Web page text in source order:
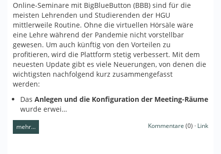
Online-Seminare mit BigBlueButton (BBB) sind für die
meisten Lehrenden und Studierenden der HGU
mittlerweile Routine. Ohne die virtuellen Hörsäle wäre
eine Lehre während der Pandemie nicht vorstellbar
gewesen. Um auch künftig von den Vorteilen zu
profitieren, wird die Plattform stetig verbessert. Mit dem
neuesten Update gibt es viele Neuerungen, von denen die
wichtigsten nachfolgend kurz zusammengefasst
werden:
Das Anlegen und die Konfiguration der Meeting-Räume
wurde erwei…
mehr… Kommentare (0) · Link